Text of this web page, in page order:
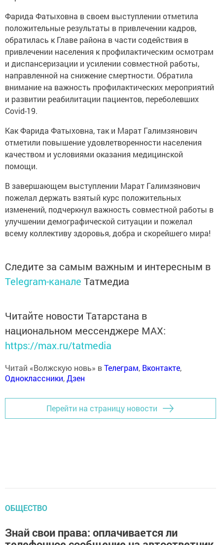
⁣Фарида Фатыховна в своем выступлении отметила
положительные результаты в привлечении кадров,
обратилась к Главе района в части содействия в
привлечении населения к профилактическим осмотрам
и диспансеризации и усилении совместной работы,
направленной на снижение смертности. Обратила
внимание на важность профилактических мероприятий
и развитии реабилитации пациентов, переболевших
Covid-19.
⁣Как Фарида Фатыховна, так и Марат Галимзянович
отметили повышение удовлетворенности населения
качеством и условиями оказания медицинской
помощи.
⁣В завершающем выступлении Марат Галимзянович
пожелал держать взятый курс положительных
изменений, подчеркнул важность совместной работы в
улучшении демографической ситуации и пожелал
всему коллективу здоровья, добра и скорейшего мира!
Следите за самым важным и интересным в
Telegram-канале Татмедиа
Читайте новости Татарстана в
национальном мессенджере MАХ:
https://max.ru/tatmedia
Читай «Волжскую новь» вТелеграм, Вконтакте,
Одноклассники,Дзен
Перейти на страницу новости
ОБЩЕСТВО
Знай свои права: оплачивается ли